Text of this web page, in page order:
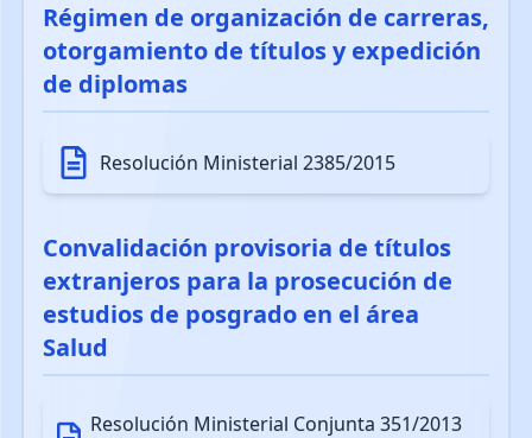
Régimen de organización de carreras,
otorgamiento de títulos y expedición
de diplomas
Resolución Ministerial 2385/2015
Convalidación provisoria de títulos
extranjeros para la prosecución de
estudios de posgrado en el área
Salud
Resolución Ministerial Conjunta 351/2013